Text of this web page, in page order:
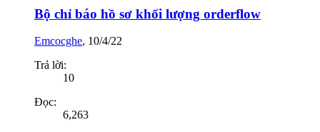
Bộ chỉ báo hồ sơ khối lượng orderflow
Emcocghe, 10/4/22
Trả lời:
10
Đọc:
6,263